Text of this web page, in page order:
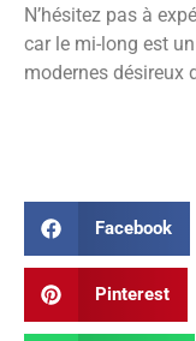
N’hésitez pas à
car le mi-long est
modernes désireux
Facebook
Pinterest